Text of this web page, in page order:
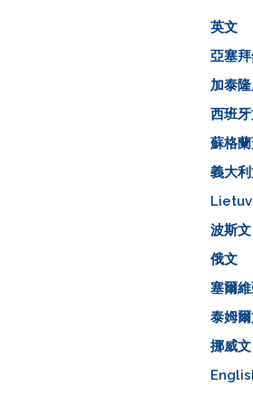
英文
亞塞
加泰
西班
蘇格
義大
波斯文
俄文
塞爾
泰姆
挪威文